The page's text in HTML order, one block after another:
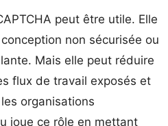
peut être utile. Elle
non sécurisée ou
Mais elle peut réduire
flux de travail exposés et
organisations
joue ce rôle en mettant